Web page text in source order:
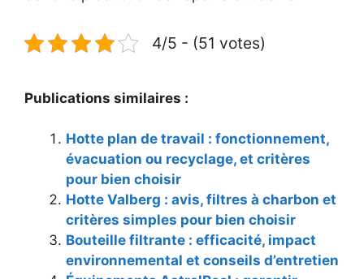
4/5 - (51 votes)
Publications similaires :
Hotte plan de travail : fonctionnement,
évacuation ou recyclage, et critères
pour bien choisir
Hotte Valberg : avis, filtres à charbon et
critères simples pour bien choisir
Bouteille filtrante : efficacité, impact
environnemental et conseils d’entretien